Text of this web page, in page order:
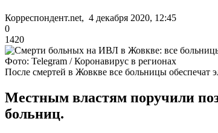
Корреспондент.net, 4 декабря 2020, 12:45
0
1420
Фото: Telegram / Коронавирус в регионах
После смертей в Жовкве все больницы обеспечат
Местным властям поручили
больниц.